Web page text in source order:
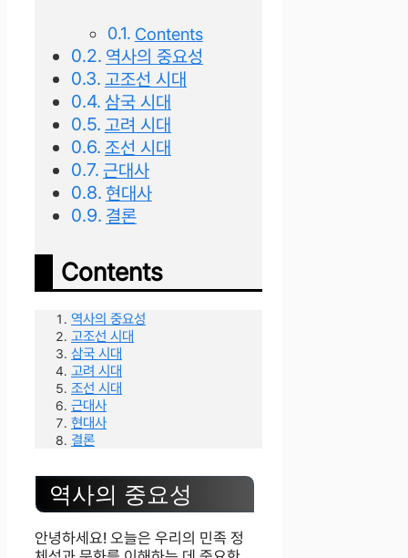
Contents
역사의 중요성
고조선 시대
삼국 시대
고려 시대
조선 시대
근대사
현대사
결론
Contents
역사의 중요성
고조선 시대
삼국 시대
고려 시대
조선 시대
근대사
현대사
결론
역사의 중요성
안녕하세요! 오늘은 우리의 민족 정